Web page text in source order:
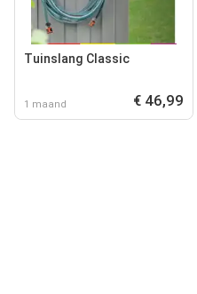
Tuinslang Classic
1 maand € 46,99